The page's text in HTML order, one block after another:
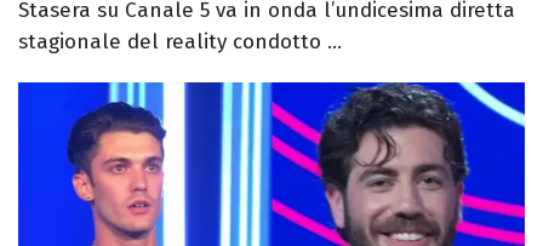
Stasera su Canale 5 va in onda l’undicesima diretta
stagionale del reality condotto ...